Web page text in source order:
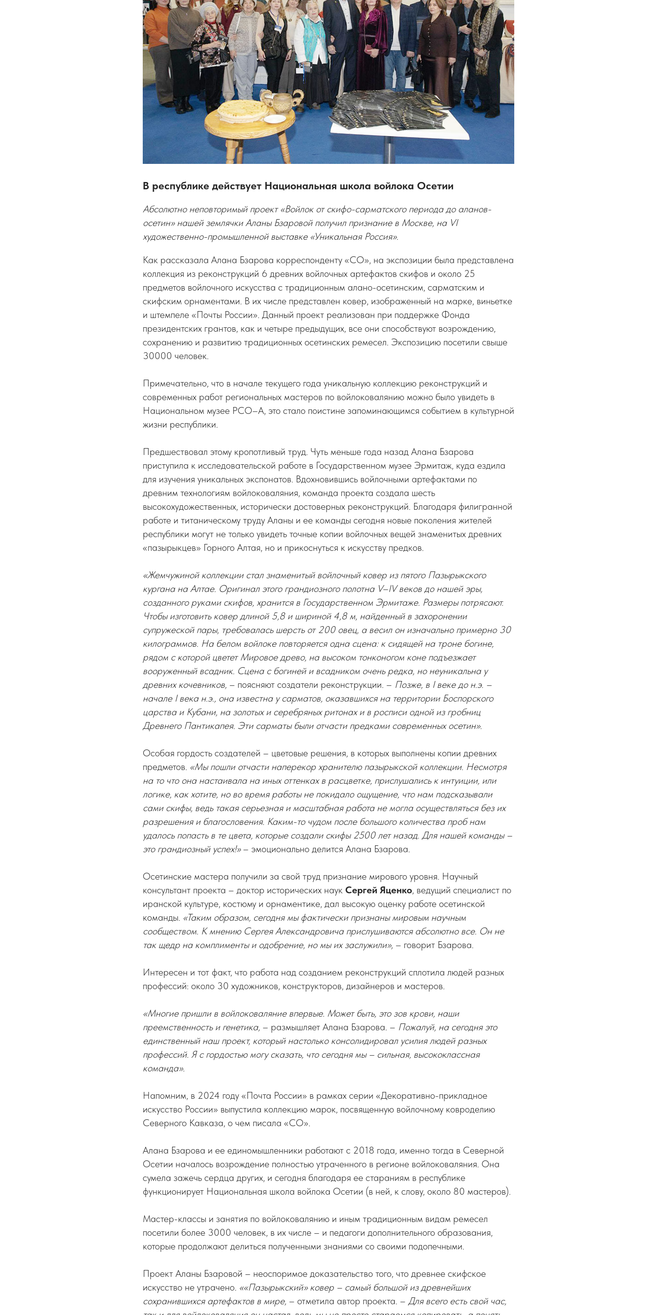
В республике действует Национальная школа войлока Осетии
Абсолютно неповторимый проект «Войлок от скифо-сарматского периода до аланов-
осетин» нашей землячки Аланы Бзаровой получил признание в Москве, на VI
художественно-промышленной выставке «Уникальная Россия».
Как рассказала Алана Бзарова корреспонденту «СО», на экспозиции была представлена
коллекция из реконструкций 6 древних войлочных артефактов скифов и около 25
предметов войлочного искусства с традиционным алано-осетинским, сарматским и
скифским орнаментами. В их числе представлен ковер, изображенный на марке, виньетке
и штемпеле «Почты России». Данный проект реализован при поддержке Фонда
президентских грантов, как и четыре предыдущих, все они способствуют возрождению,
сохранению и развитию традиционных осетинских ремесел. Экспозицию посетили свыше
30000 человек.
Примечательно, что в начале текущего года уникальную коллекцию реконструкций и
современных работ региональных мастеров по войлоковалянию можно было увидеть в
Национальном музее РСО–А, это стало поистине запоминающимся событием в культурной
жизни республики.
Предшествовал этому кропотливый труд. Чуть меньше года назад Алана Бзарова
приступила к исследовательской работе в Государственном музее Эрмитаж, куда ездила
для изучения уникальных экспонатов. Вдохновившись войлочными артефактами по
древним технологиям войлоковаляния, команда проекта создала шесть
высокохудожественных, исторически достоверных реконструкций. Благодаря филигранной
работе и титаническому труду Аланы и ее команды сегодня новые поколения жителей
республики могут не только увидеть точные копии войлочных вещей знаменитых древних
«пазырыкцев» Горного Алтая, но и прикоснуться к искусству предков.
«Жемчужиной коллекции стал знаменитый войлочный ковер из пятого Пазырыкского
кургана на Алтае. Оригинал этого грандиозного полотна V–IV веков до нашей эры,
созданного руками скифов, хранится в Государственном Эрмитаже. Размеры потрясают.
Чтобы изготовить ковер длиной 5,8 и шириной 4,8 м, найденный в захоронении
супружеской пары, требовалась шерсть от 200 овец, а весил он изначально примерно 30
килограммов. На белом войлоке повторяется одна сцена: к сидящей на троне богине,
рядом с которой цветет Мировое древо, на высоком тонконогом коне подъезжает
вооруженный всадник. Сцена с богиней и всадником очень редка, но неуникальна у
древних кочевников, – поясняют создатели реконструкции. – Позже, в I веке до н.э. –
начале I века н.э., она известна у сарматов, оказавшихся на территории Боспорского
царства и Кубани, на золотых и серебряных ритонах и в росписи одной из гробниц
Древнего Пантикапея. Эти сарматы были отчасти предками современных осетин».
Особая гордость создателей – цветовые решения, в которых выполнены копии древних
предметов. «Мы пошли отчасти наперекор хранителю пазырыкской коллекции. Несмотря
на то что она настаивала на иных оттенках в расцветке, прислушались к интуиции, или
логике, как хотите, но во время работы не покидало ощущение, что нам подсказывали
сами скифы, ведь такая серьезная и масштабная работа не могла осуществляться без их
разрешения и благословения. Каким-то чудом после большого количества проб нам
удалось попасть в те цвета, которые создали скифы 2500 лет назад. Для нашей команды –
это грандиозный успех!»– эмоционально делится Алана Бзарова.
Осетинские мастера получили за свой труд признание мирового уровня. Научный
консультант проекта – доктор исторических наук Сергей Яценко, ведущий специалист по
иранской культуре, костюму и орнаментике, дал высокую оценку работе осетинской
команды. «Таким образом, сегодня мы фактически признаны мировым научным
сообществом. К мнению Сергея Александровича прислушиваются абсолютно все. Он не
так щедр на комплименты и одобрение, но мы их заслужили», – говорит Бзарова.
Интересен и тот факт, что работа над созданием реконструкций сплотила людей разных
профессий: около 30 художников, конструкторов, дизайнеров и мастеров.
«Многие пришли в войлоковаляние впервые. Может быть, это зов крови, наши
преемственность и генетика, – размышляет Алана Бзарова. – Пожалуй, на сегодня это
единственный наш проект, который настолько консолидировал усилия людей разных
профессий. Я с гордостью могу сказать, что сегодня мы – сильная, высококлассная
команда».
Напомним, в 2024 году «Почта России» в рамках серии «Декоративно-прикладное
искусство России» выпустила коллекцию марок, посвященную войлочному ковроделию
Северного Кавказа, о чем писала «СО».
Алана Бзарова и ее единомышленники работают с 2018 года, именно тогда в Северной
Осетии началось возрождение полностью утраченного в регионе войлоковаляния. Она
сумела зажечь сердца других, и сегодня благодаря ее стараниям в республике
функционирует Национальная школа войлока Осетии (в ней, к слову, около 80 мастеров).
Мастер-классы и занятия по войлоковалянию и иным традиционным видам ремесел
посетили более 3000 человек, в их числе – и педагоги дополнительного образования,
которые продолжают делиться полученными знаниями со своими подопечными.
Проект Аланы Бзаровой – неоспоримое доказательство того, что древнее скифское
искусство не утрачено. ««Пазырыкский» ковер – самый большой из древнейших
сохранившихся артефактов в мире, – отметила автор проекта. – Для всего есть свой час,